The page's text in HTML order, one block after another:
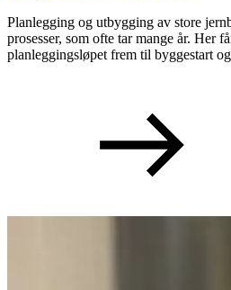
Planlegging og utbygging av store
prosesser, som ofte tar mange år. Her
planleggingsløpet frem til byggestart